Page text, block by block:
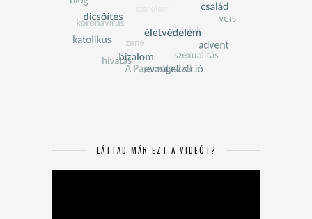
LÁTTAD MÁR EZT A VIDEÓT?